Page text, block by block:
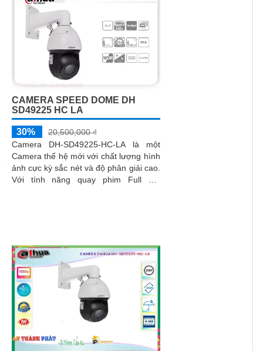
CAMERA SPEED DOME DH
SD49225 HC LA
30%
20,500,000 ₫
Camera DH-SD49225-HC-LA là một
Camera thế hệ mới với chất lượng hình
ảnh cực kỳ sắc nét và độ phân giải cao.
Với tính năng quay phim Full HD